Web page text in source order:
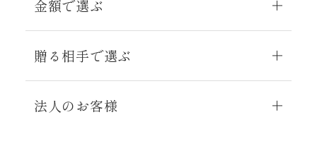
金額で選ぶ
贈る相手で選ぶ
法人のお客様